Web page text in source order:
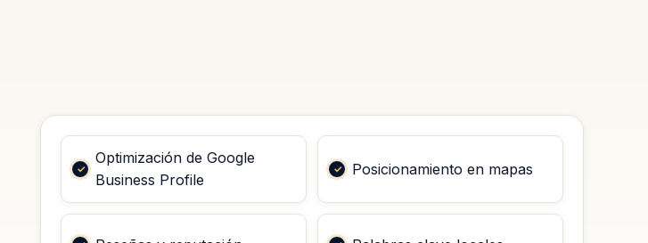
Optimización de Google
Business Profile
Posicionamiento en mapas